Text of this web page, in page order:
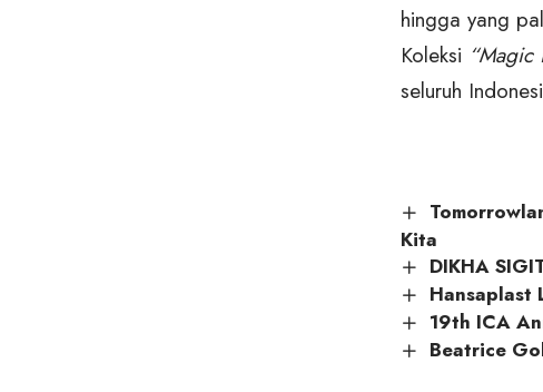
hingga yang
Koleksi “Magic
seluruh
Kita
DIKHA
Hansaplast
19th ICA
Beatrice